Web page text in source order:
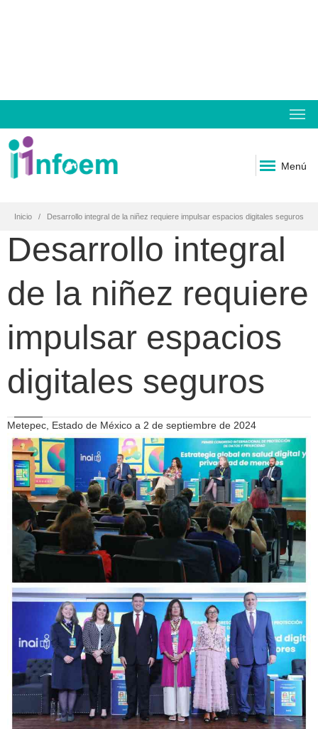
Menú
Inicio Desarrollo integral de la niñez requiere impulsar espacios digitales seguros
Desarrollo integral
de la niñez requiere
impulsar espacios
digitales seguros
Metepec, Estado de México a 2 de septiembre de 2024